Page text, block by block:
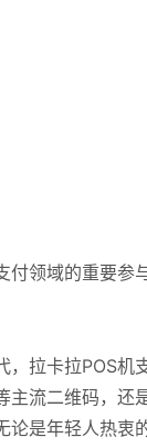
付领域的重要参
，拉卡拉POS机
主流二维码，还
论是年轻人热衷